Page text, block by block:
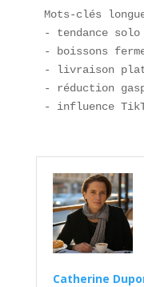
Mots-clés
- tendance
- boissons
- livraison
- réduction
- influence
Catherine